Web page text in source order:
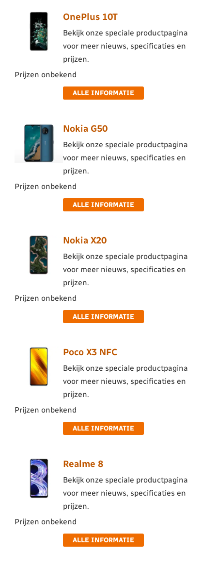
OnePlus 10T
Bekijk onze speciale productpagina
voor meer nieuws, specificaties en
prijzen.
Prijzen onbekend
ALLE INFORMATIE
Nokia G50
Bekijk onze speciale productpagina
voor meer nieuws, specificaties en
prijzen.
Prijzen onbekend
ALLE INFORMATIE
Nokia X20
Bekijk onze speciale productpagina
voor meer nieuws, specificaties en
prijzen.
Prijzen onbekend
ALLE INFORMATIE
Poco X3 NFC
Bekijk onze speciale productpagina
voor meer nieuws, specificaties en
prijzen.
Prijzen onbekend
ALLE INFORMATIE
Realme 8
Bekijk onze speciale productpagina
voor meer nieuws, specificaties en
prijzen.
Prijzen onbekend
ALLE INFORMATIE